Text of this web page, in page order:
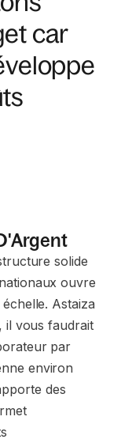
car
solide
ouvre
Astaiza
il vous faudrait
par
environ
des